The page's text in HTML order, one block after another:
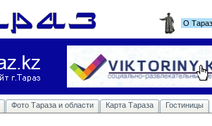
О
Фото Тараза и области Карта Тараза Гостиницы